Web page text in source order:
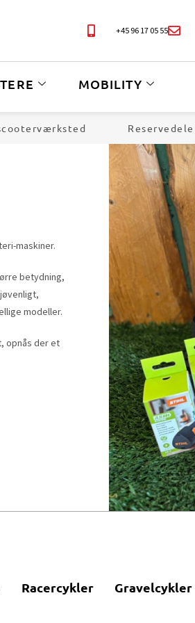
+45 96 17 05 55
MOBILITY
Reservedele
maskiner.
betydning,
modeller.
opnås der et
Racercykler Gravelcykler